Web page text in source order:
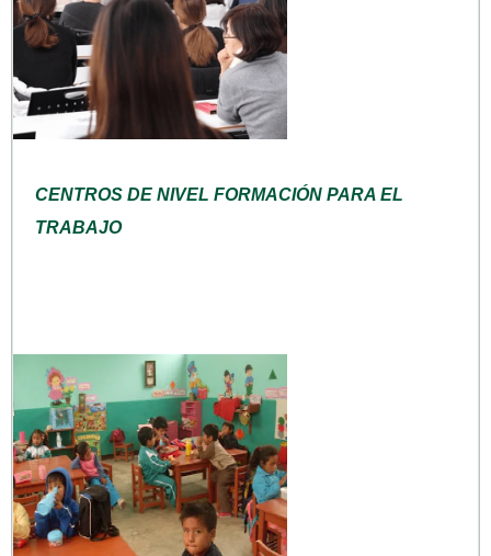
CENTROS DE NIVEL FORMACIÓN PARA EL
TRABAJO